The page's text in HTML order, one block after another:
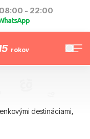
- 22:00
rokov
destináciami,